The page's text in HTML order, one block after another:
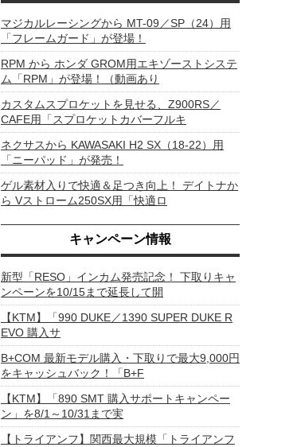
マジカルレーシングから MT-09／SP（24）用
「フレームガード」が登場！
RPM から ホンダ GROM用エキゾーストシステ
ム「RPM」が登場！（動画あり
カスタムスプロケットを見せる、Z900RS／
CAFE用「スプロケットカバーフルキ
ネクサスから KAWASAKI H2 SX（18-22）用
「ニーパッド」が発売！
ゲル素材入りで快適＆足つき向上！ デイトナか
ら Vストローム250SX用「快適ロ
キャンペーン情報
新型「RESO」インカム発売記念！ 下取りキャ
ンペーンを10/15まで延長して開
【KTM】「990 DUKE／1390 SUPER DUKE R
EVO 購入サ
B+COM 最新モデル購入・下取りで最大9,000円
をキャッシュバック！「B+F
【KTM】「890 SMT 購入サポートキャンペー
ン」を8/1～10/31まで実
【トライアンフ】関西最大規模「トライアンフ